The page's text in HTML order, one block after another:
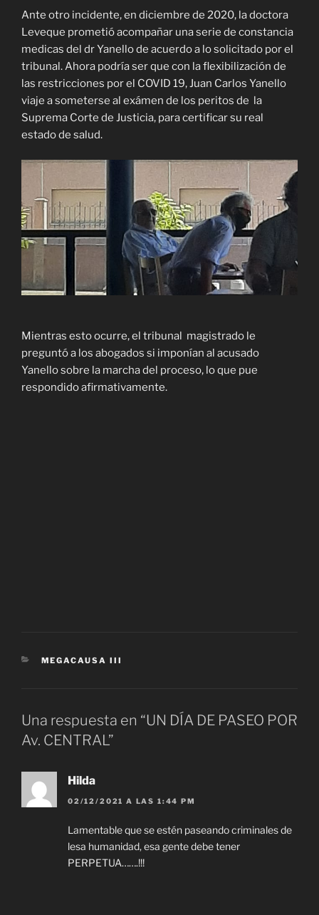
Ante otro incidente, en diciembre de 2020, la doctora
Leveque prometió acompañar una serie de constancia
medicas del dr Yanello de acuerdo a lo solicitado por el
tribunal. Ahora podría ser que con la flexibilización de
las restricciones por el COVID 19, Juan Carlos Yanello
viaje a someterse al exámen de los peritos de la
Suprema Corte de Justicia, para certificar su real
estado de salud.
Mientras esto ocurre, el tribunal magistrado le
preguntó a los abogados si imponían al acusado
Yanello sobre la marcha del proceso, lo que pue
respondido afirmativamente.
CATEGORÍAS
MEGACAUSA III
Una respuesta en “UN DÍA DE PASEO POR
Av. CENTRAL”
Hilda
02/12/2021 A LAS 1:44 PM
Lamentable que se estén paseando criminales de
lesa humanidad, esa gente debe tener
PERPETUA…….!!!